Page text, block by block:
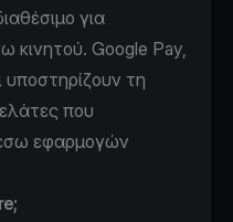
για
Google Pay,
υποστηρίζουν τη
που
εφαρμογών